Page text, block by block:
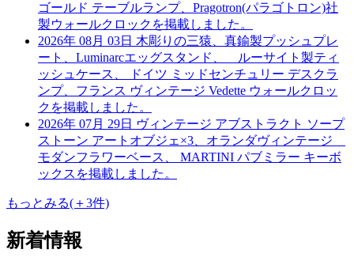
ゴールド テーブルランプ、Pragotron(パラゴトロン)社
製ウォールクロックを掲載しました。
2026年 08月 03日 木彫りの三猿、真鍮製プッシュプレ
ート、Luminarcエッグスタンド、 ルーサイト製ティ
ッシュケース、 ドイツ ミッドセンチュリー デスクラ
ンプ、フランス ヴィンテージ Vedette ウォールクロッ
クを掲載しました。
2026年 07月 29日 ヴィンテージ アブストラクト ソープ
ストーン アートオブジェ×3、オランダヴィンテージ
モダンフラワーベース、 MARTINI パブミラー キーボ
ックスを掲載しました。
もっとみる(＋3件)
新着情報